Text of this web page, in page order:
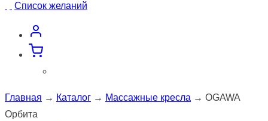
Список желаний
Главная → Каталог → Массажные кресла → OGAWA
Орбита